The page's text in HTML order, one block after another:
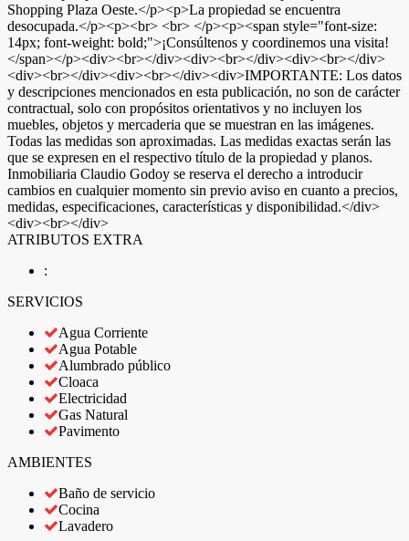
Shopping Plaza Oeste.</p><p>La propiedad se encuentra
desocupada.</p><p><br> <br> </p><p><span style="font-size:
14px; font-weight: bold;">¡Consúltenos y coordinemos una visita!
</span></p><div><br></div><div><br></div><div><br></div>
<div><br></div><div><br></div><div>IMPORTANTE: Los datos
y descripciones mencionados en esta publicación, no son de carácter
contractual, solo con propósitos orientativos y no incluyen los
muebles, objetos y mercaderia que se muestran en las imágenes.
Todas las medidas son aproximadas. Las medidas exactas serán las
que se expresen en el respectivo título de la propiedad y planos.
Inmobiliaria Claudio Godoy se reserva el derecho a introducir
cambios en cualquier momento sin previo aviso en cuanto a precios,
medidas, especificaciones, características y disponibilidad.</div>
<div><br></div>
ATRIBUTOS EXTRA
:
SERVICIOS
Agua Corriente
Agua Potable
Alumbrado público
Cloaca
Electricidad
Gas Natural
Pavimento
AMBIENTES
Baño de servicio
Cocina
Lavadero